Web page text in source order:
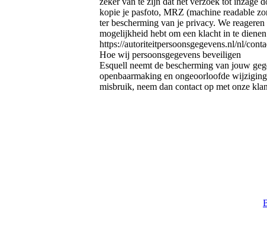
kopie je pasfoto, MRZ (machine readable
ter bescherming van je privacy. We
mogelijkheid hebt om een klacht in te
https://autoriteitpersoonsgegevens.nl/nl/
Hoe wij persoonsgegevens beveiligen
Esquell neemt de bescherming van jouw
openbaarmaking en ongeoorloofde
misbruik, neem dan contact op met onze